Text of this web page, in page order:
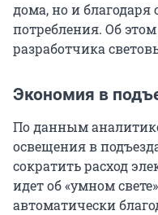
дома, но и
потребления. Об
разработчика
Экономия в
По данным
освещения в
сократить расход
идет об «умном
автоматически